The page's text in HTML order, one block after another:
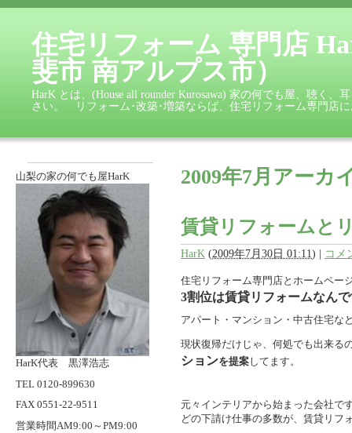
住宅リフォーム 専門店
斐市 南アルプス市）
HarK とは、(House all rounder Kurosawa) 家の何でも屋、聴く
さい。 リフォーム･改築･増築ならば、住宅リフォーム専門店
2009年7月アーカ
賃貸リフォームと
HarK (2009年7月30日 01:11) | コメ
住宅リフォーム専門店とホームペー
3割位は賃貸リフォームなん
アパート・マンション・中古住宅な
現状復帰だけじゃ、何処でも出来る
ションを提案してます。
元々インテリアから始まった会社で
どの下請け仕事の多数が、賃貸リフ
山梨の家の何でも屋HarK
HarK代表 黒澤浩志
TEL 0120-899630
FAX 0551-22-9511
営業時間AM9:00～PM9:00